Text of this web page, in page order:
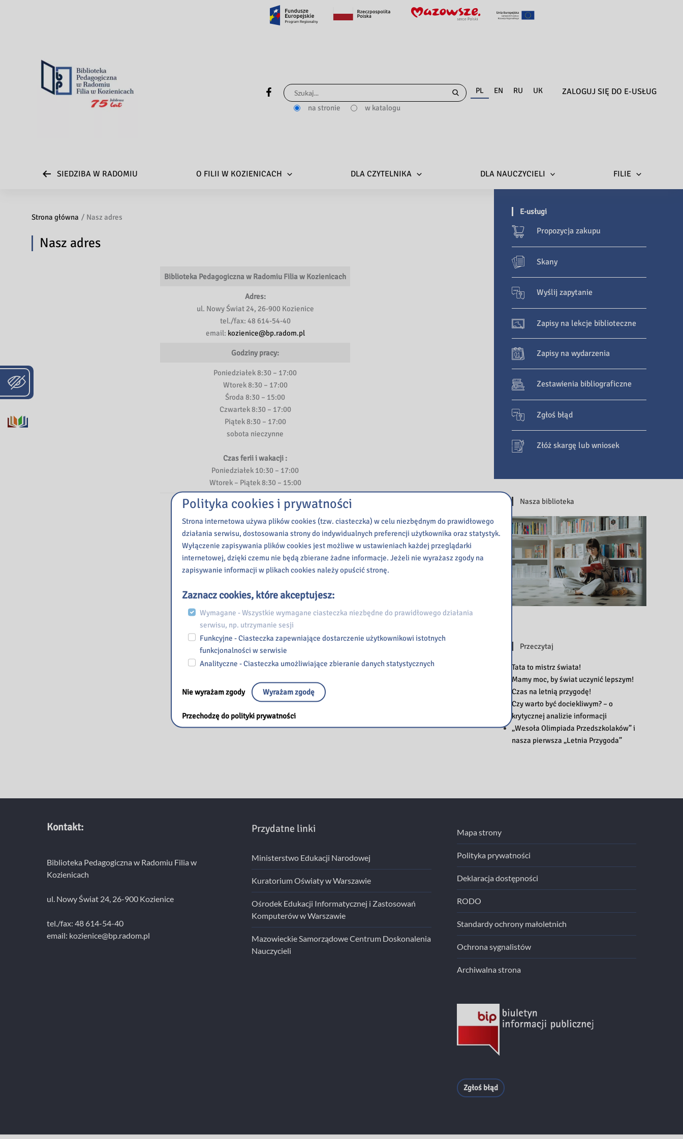
Szukaj
dla:
na stronie w katalogu
PL EN RU UK ZALOGUJ SIĘ DO E-USŁUG
SIEDZIBA W RADOMIU O FILII W KOZIENICACH DLA CZYTELNIKA DLA NAUCZYCIELI FILIE
Strona główna Nasz adres
Nasz adres
Biblioteka Pedagogiczna w Radomiu Filia w Kozienicach
Adres:
ul. Nowy Świat 24, 26-900 Kozienice
tel./fax: 48 614-54-40
email: kozienice@bp.radom.pl
Godziny pracy:
Poniedziałek 8:30 – 17:00
Wtorek 8:30 – 17:00
Środa 8:30 – 15:00
Czwartek 8:30 – 17:00
Piątek 8:30 – 17:00
sobota nieczynne
Czas ferii i wakacji :
Poniedziałek 10:30 – 17:00
Wtorek – Piątek 8:30 – 15:00
E-usługi
Propozycja zakupu
Skany
Wyślij zapytanie
Zapisy na lekcje biblioteczne
Zapisy na wydarzenia
Zestawienia bibliograficzne
Zgłoś błąd
Złóż skargę lub wniosek
Nasza biblioteka
Przeczytaj
Tata to mistrz świata!
Mamy moc, by świat uczynić lepszym!
Czas na letnią przygodę!
Czy warto być dociekliwym? – o
krytycznej analizie informacji
„Wesoła Olimpiada Przedszkolaków” i
nasza pierwsza „Letnia Przygoda”
Kontakt:
Biblioteka Pedagogiczna w Radomiu Filia w
Kozienicach
ul. Nowy Świat 24, 26-900 Kozienice
tel./fax: 48 614-54-40
email: kozienice@bp.radom.pl
Przydatne linki
Ministerstwo Edukacji Narodowej
Kuratorium Oświaty w Warszawie
Ośrodek Edukacji Informatycznej i Zastosowań
Komputerów w Warszawie
Mazowieckie Samorządowe Centrum Doskonalenia
Nauczycieli
Mapa strony
Polityka prywatności
Deklaracja dostępności
RODO
Standardy ochrony małoletnich
Ochrona sygnalistów
Archiwalna strona
Zgłoś błąd
Polityka cookies i prywatności
Strona internetowa używa plików cookies (tzw. ciasteczka) w celu niezbędnym do prawidłowego
działania serwisu, dostosowania strony do indywidualnych preferencji użytkownika oraz statystyk.
Wyłączenie zapisywania plików cookies jest możliwe w ustawieniach każdej przeglądarki
internetowej, dzięki czemu nie będą zbierane żadne informacje. Jeżeli nie wyrażasz zgody na
zapisywanie informacji w plikach cookies należy opuścić stronę.
Zaznacz cookies, które akceptujesz:
Wymagane - Wszystkie wymagane ciasteczka niezbędne do prawidłowego działania
serwisu, np. utrzymanie sesji
Funkcyjne - Ciasteczka zapewniające dostarczenie użytkownikowi istotnych
funkcjonalności w serwisie
Analityczne - Ciasteczka umożliwiające zbieranie danych statystycznych
Nie wyrażam zgody Wyrażam zgodę
Przechodzę do polityki prywatności